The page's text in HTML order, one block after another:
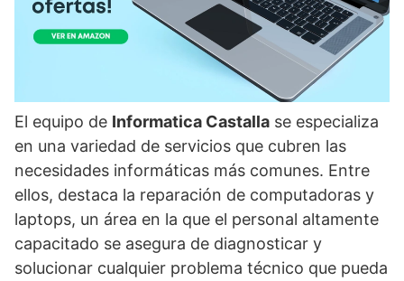
El equipo de Informatica Castalla se especializa
en una variedad de servicios que cubren las
necesidades informáticas más comunes. Entre
ellos, destaca la reparación de computadoras y
laptops, un área en la que el personal altamente
capacitado se asegura de diagnosticar y
solucionar cualquier problema técnico que pueda